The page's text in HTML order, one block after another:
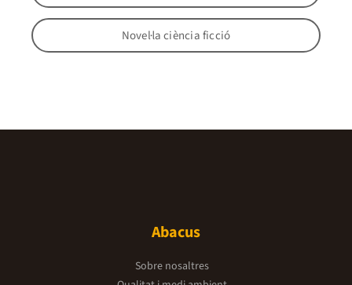
Novel·la ciència ficció
Abacus
Sobre nosaltres